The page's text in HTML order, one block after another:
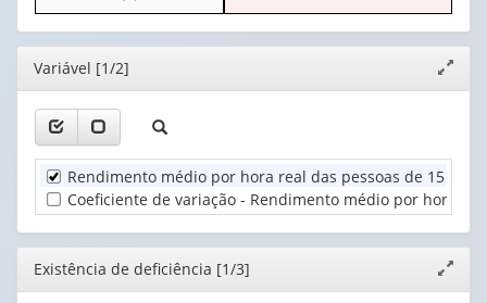
valor):
apenas
1
(1)
o
cabeçalho
(possui
apenas
valor):
Unidade
Territorial
(1)
Editor
janela
Variável [1/2]
Rendimento médio por hora real das pessoas de 15
Coeficiente de variação - Rendimento médio por hora
Editor
janela
Existência de deficiência [1/3]